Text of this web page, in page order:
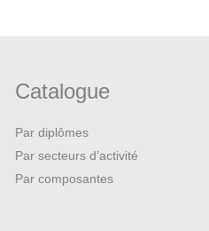
Catalogue
Par diplômes
Par secteurs d’activité
Par composantes